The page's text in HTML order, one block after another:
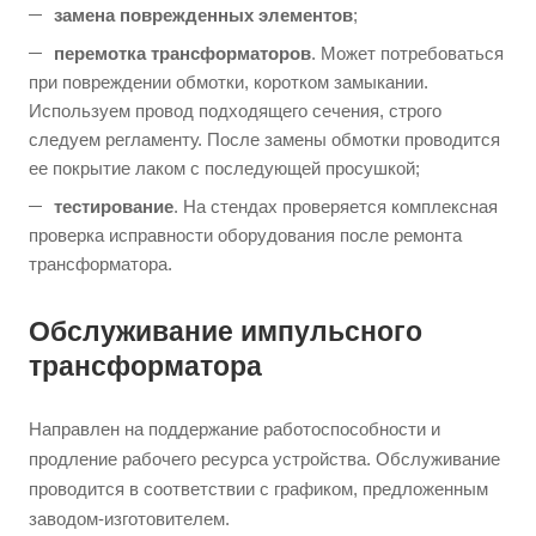
замена поврежденных элементов;
перемотка трансформаторов. Может потребоваться
при повреждении обмотки, коротком замыкании.
Используем провод подходящего сечения, строго
следуем регламенту. После замены обмотки проводится
ее покрытие лаком с последующей просушкой;
тестирование. На стендах проверяется комплексная
проверка исправности оборудования после ремонта
трансформатора.
Обслуживание импульсного
трансформатора
Направлен на поддержание работоспособности и
продление рабочего ресурса устройства. Обслуживание
проводится в соответствии с графиком, предложенным
заводом-изготовителем.